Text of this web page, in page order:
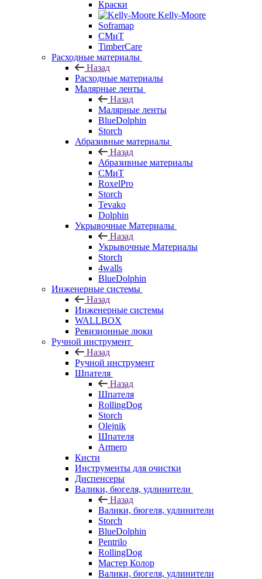
Краски
Kelly-Moore
Soframap
СМиТ
TimberCare
Расходные материалы
Назад
Расходные материалы
Малярные ленты
Назад
Малярные ленты
BlueDolphin
Storch
Абразивные материалы
Назад
Абразивные материалы
СМиТ
RoxelPro
Storch
Tevako
Dolphin
Укрывочные Материалы
Назад
Укрывочные Материалы
Storch
4walls
BlueDolphin
Инженерные системы
Назад
Инженерные системы
WALLBOX
Ревизионные люки
Ручной инструмент
Назад
Ручной инструмент
Шпателя
Назад
Шпателя
RollingDog
Storch
Olejnik
Шпателя
Armero
Кисти
Инструменты для очистки
Диспенсеры
Валики, бюгеля, удлинители
Назад
Валики, бюгеля, удлинители
Storch
BlueDolphin
Pentrilo
RollingDog
Мастер Колор
Валики, бюгеля, удлинители